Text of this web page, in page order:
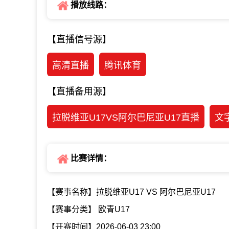
播放线路：
【直播信号源】
高清直播 腾讯体育
【直播备用源】
拉脱维亚U17VS阿尔巴尼亚U17直播 文
比赛详情：
【赛事名称】拉脱维亚U17 VS 阿尔巴尼亚U17
【赛事分类】 欧青U17
【开赛时间】2026-06-03 23:00